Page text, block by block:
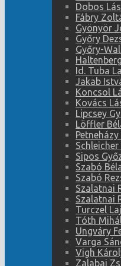
Dobos
Fábry
Gyönyör
Győry
Győry-
Id. Tuba
Jakab
Koncsol
Kovács
Lipcsey
Löffler
Sipos
Szabó
Szabó
Szalatnai
Szalatnai
Turczel
Tóth
Ungváry
Varga
Vigh
Zalabai